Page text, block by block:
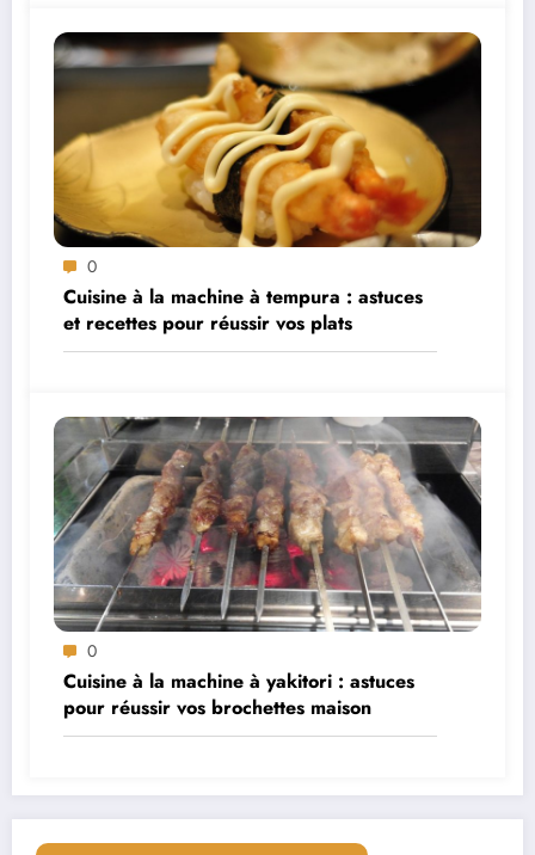
0
Cuisine à la machine à tempura : astuces
et recettes pour réussir vos plats
0
Cuisine à la machine à yakitori : astuces
pour réussir vos brochettes maison